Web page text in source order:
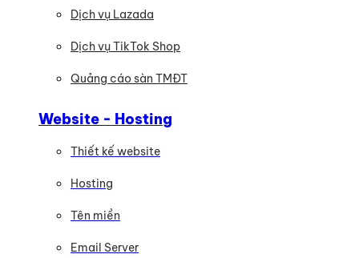
Dịch vụ Lazada
Dịch vụ TikTok Shop
Quảng cáo sàn TMĐT
Website - Hosting
Thiết kế website
Hosting
Tên miền
Email Server